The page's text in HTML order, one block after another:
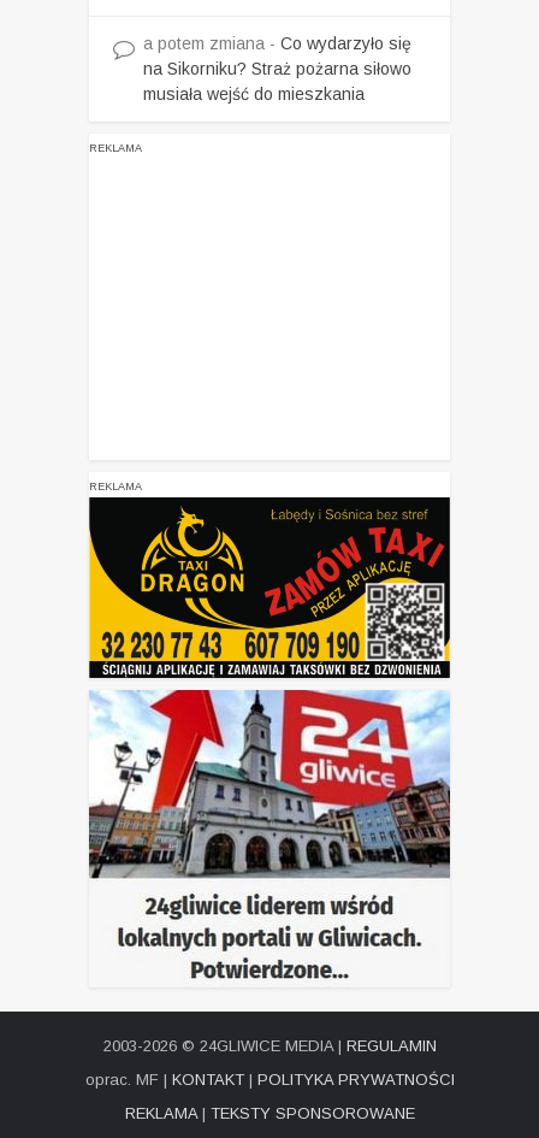
a potem zmiana - Co wydarzyło się
na Sikorniku? Straż pożarna siłowo
musiała wejść do mieszkania
REKLAMA
REKLAMA
2003-2026 © 24GLIWICE MEDIA | REGULAMIN
oprac. MF | KONTAKT| POLITYKA PRYWATNOŚCI
REKLAMA| TEKSTY SPONSOROWANE